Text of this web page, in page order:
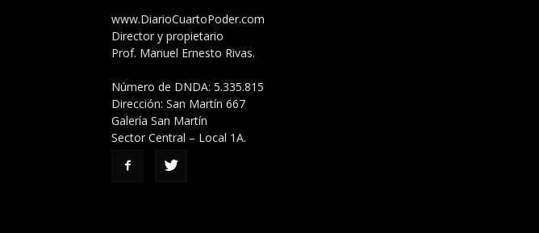
www.DiarioCuartoPoder.com
Director y propietario
Prof. Manuel Ernesto Rivas.
Número de DNDA: 5.335.815
Dirección: San Martín 667
Galería San Martín
Sector Central – Local 1A.